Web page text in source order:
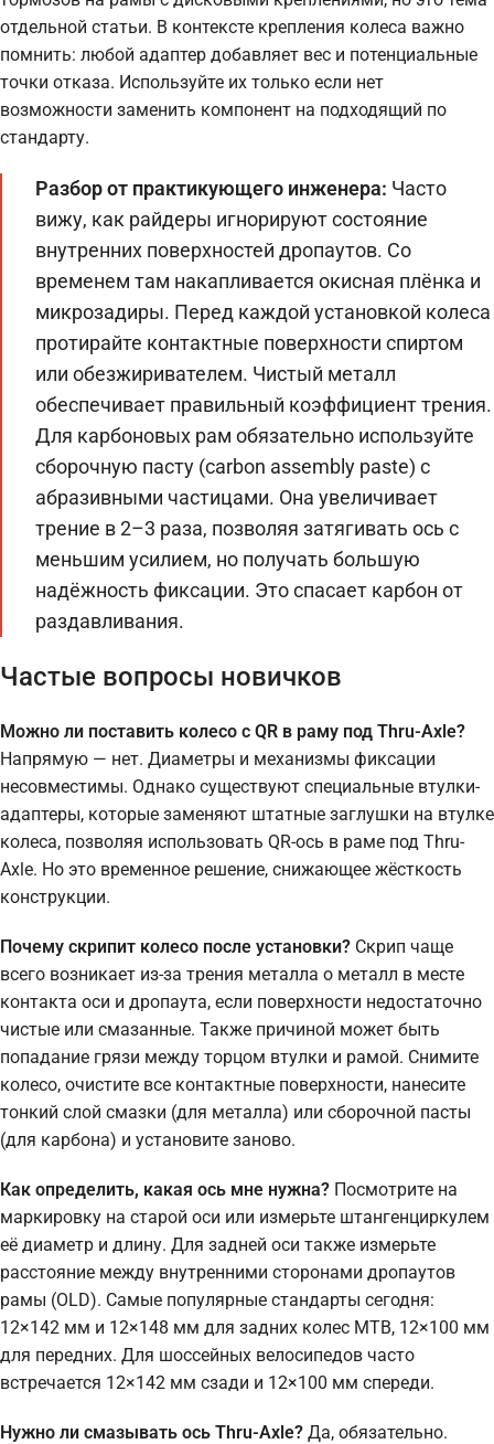
отдельной статьи. В контексте крепления колеса важно
помнить: любой адаптер добавляет вес и потенциальные
точки отказа. Используйте их только если нет
возможности заменить компонент на подходящий по
стандарту.
Разбор от практикующего инженера: Часто
вижу, как райдеры игнорируют состояние
внутренних поверхностей дропаутов. Со
временем там накапливается окисная плёнка и
микрозадиры. Перед каждой установкой колеса
протирайте контактные поверхности спиртом
или обезжиривателем. Чистый металл
обеспечивает правильный коэффициент трения.
Для карбоновых рам обязательно используйте
сборочную пасту (carbon assembly paste) с
абразивными частицами. Она увеличивает
трение в 2–3 раза, позволяя затягивать ось с
меньшим усилием, но получать большую
надёжность фиксации. Это спасает карбон от
раздавливания.
Частые вопросы новичков
Можно ли поставить колесо с QR в раму под Thru-Axle?
Напрямую — нет. Диаметры и механизмы фиксации
несовместимы. Однако существуют специальные втулки-
адаптеры, которые заменяют штатные заглушки на втулке
колеса, позволяя использовать QR-ось в раме под Thru-
Axle. Но это временное решение, снижающее жёсткость
конструкции.
Почему скрипит колесо после установки? Скрип чаще
всего возникает из-за трения металла о металл в месте
контакта оси и дропаута, если поверхности недостаточно
чистые или смазанные. Также причиной может быть
попадание грязи между торцом втулки и рамой. Снимите
колесо, очистите все контактные поверхности, нанесите
тонкий слой смазки (для металла) или сборочной пасты
(для карбона) и установите заново.
Как определить, какая ось мне нужна? Посмотрите на
маркировку на старой оси или измерьте штангенциркулем
её диаметр и длину. Для задней оси также измерьте
расстояние между внутренними сторонами дропаутов
рамы (OLD). Самые популярные стандарты сегодня:
12×142 мм и 12×148 мм для задних колес MTB, 12×100 мм
для передних. Для шоссейных велосипедов часто
встречается 12×142 мм сзади и 12×100 мм спереди.
Нужно ли смазывать ось Thru-Axle? Да, обязательно.